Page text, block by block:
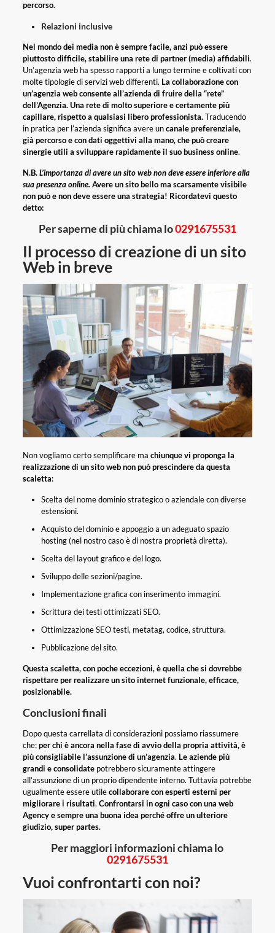
percorso.
Relazioni inclusive
Nel mondo dei media non è sempre facile, anzi può essere
piuttosto difficile, stabilire una rete di partner (media) affidabili.
Un’agenzia web ha spesso rapporti a lungo termine e coltivati ​​con
molte tipologie di servizi web differenti. La collaborazione con
un’agenzia web consente all’azienda di fruire della “rete”
dell’Agenzia.Una rete di molto superiore e certamente più
capillare, rispetto a qualsiasi libero professionista.Traducendo
in pratica per l’azienda significa avere uncanale preferenziale,
già percorso e con dati oggettivi alla mano, che può creare
sinergie utili a sviluppare rapidamente il suo business online.
N.B.L’importanza di avere un sito web non deve essere inferiore alla
sua presenza online. Avere un sito bello ma scarsamente visibile
non può e non deve essere una strategia! Ricordatevi questo
detto:
Per saperne di più chiama lo0291675531
Il processo di creazione di un sito
Web in breve
Non vogliamo certo semplificare ma chiunque vi proponga la
realizzazione di un sito web non può prescindere da questa
scaletta:
Scelta del nome dominio strategico o aziendale con diverse
estensioni.
Acquisto del dominio e appoggio a un adeguato spazio
hosting (nel nostro caso è di nostra proprietà diretta).
Scelta del layout grafico e del logo.
Sviluppo delle sezioni/pagine.
Implementazione grafica con inserimento immagini.
Scrittura dei testi ottimizzati SEO.
Ottimizzazione SEO testi, metatag, codice, struttura.
Pubblicazione del sito.
Questa scaletta, con poche eccezioni, è quella che si dovrebbe
rispettare per realizzare un sito internet funzionale, efficace,
posizionabile.
Conclusioni finali
Dopo questa carrellata di considerazioni possiamo riassumere
che:per chi è ancora nella fase di avvio della propria attività, è
più consigliabile l’assunzione di un’agenzia. Le aziende più
grandi e consolidatepotrebbero sicuramente attingere
all’assunzione di un proprio dipendente interno. Tuttavia potrebbe
ugualmente essere utilecollaborare con esperti esterni per
migliorare i risultati. Confrontarsi in ogni caso con una web
Agency e sempre una buona idea perché offre un ulteriore
giudizio, super partes.
Per maggiori informazioni chiama lo
0291675531
Vuoi confrontarti con noi?